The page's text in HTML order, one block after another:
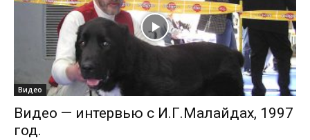
Видео
Видео — интервью с И.Г.Малайдах, 1997
год.